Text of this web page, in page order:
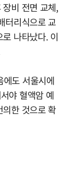
비 전면 교체,
터리식으로 교
나타났다. 이
도 서울시에
야 혈액암 예
한 것으로 확